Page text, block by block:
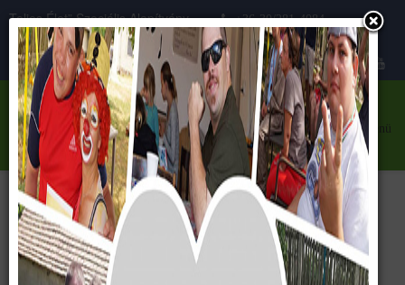
Teljes Élet” Szociális Alapítvány +36-30/281-4084
Közhasznú szervezet teljeselet@teljeselet.hu
menü
2019